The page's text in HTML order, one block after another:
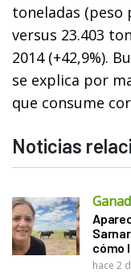
toneladas (peso
versus 23.403
2014 (+42,9%).
se explica por
que consume
Noticias
cómo
hace 2